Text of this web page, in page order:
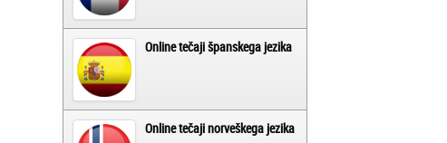
Online tečaji španskega jezika
Online tečaji norveškega jezika